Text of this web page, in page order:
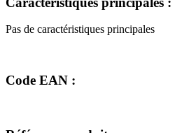
Pas de caractéristiques principales
Code EAN :